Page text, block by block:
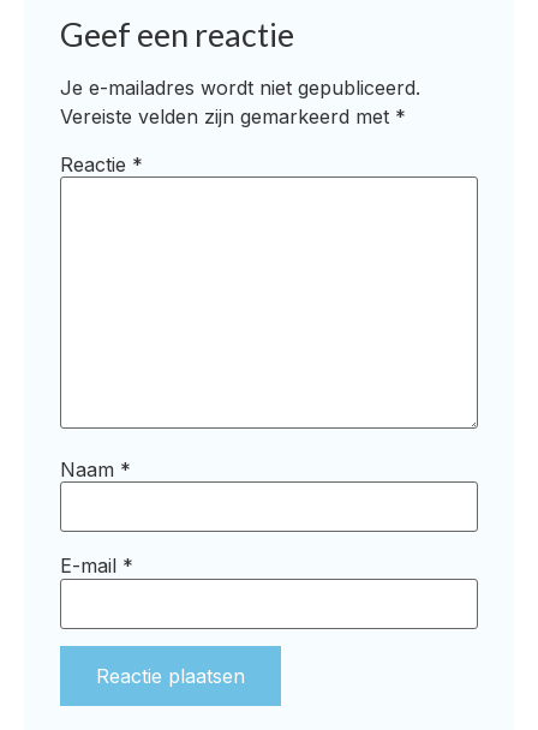
Geef een reactie
Je e-mailadres wordt niet gepubliceerd.
Vereiste velden zijn gemarkeerd met *
Reactie *
Naam *
E-mail *